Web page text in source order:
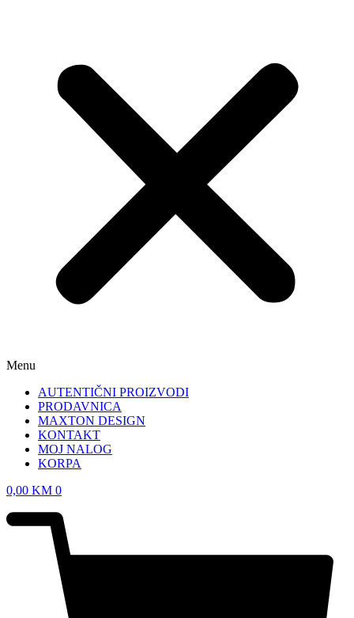
Menu
AUTENTIČNI PROIZVODI
PRODAVNICA
MAXTON DESIGN
KONTAKT
MOJ NALOG
KORPA
0,00 KM 0